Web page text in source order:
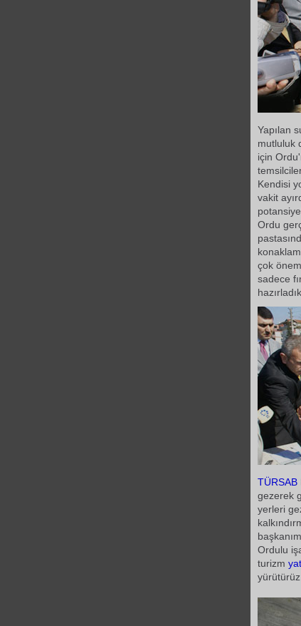
Yapılan
mutluluk
için
Kendisi
vakit
Ordu
çok
sadece
hazırladık.
TÜRSAB
gezerek
yerleri
Ordulu
turizm yat
yürütürüz